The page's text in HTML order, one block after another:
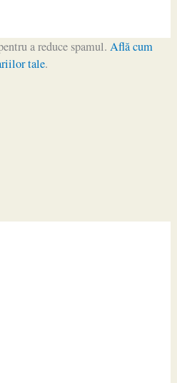
a reduce spamul. Află cum
tale.